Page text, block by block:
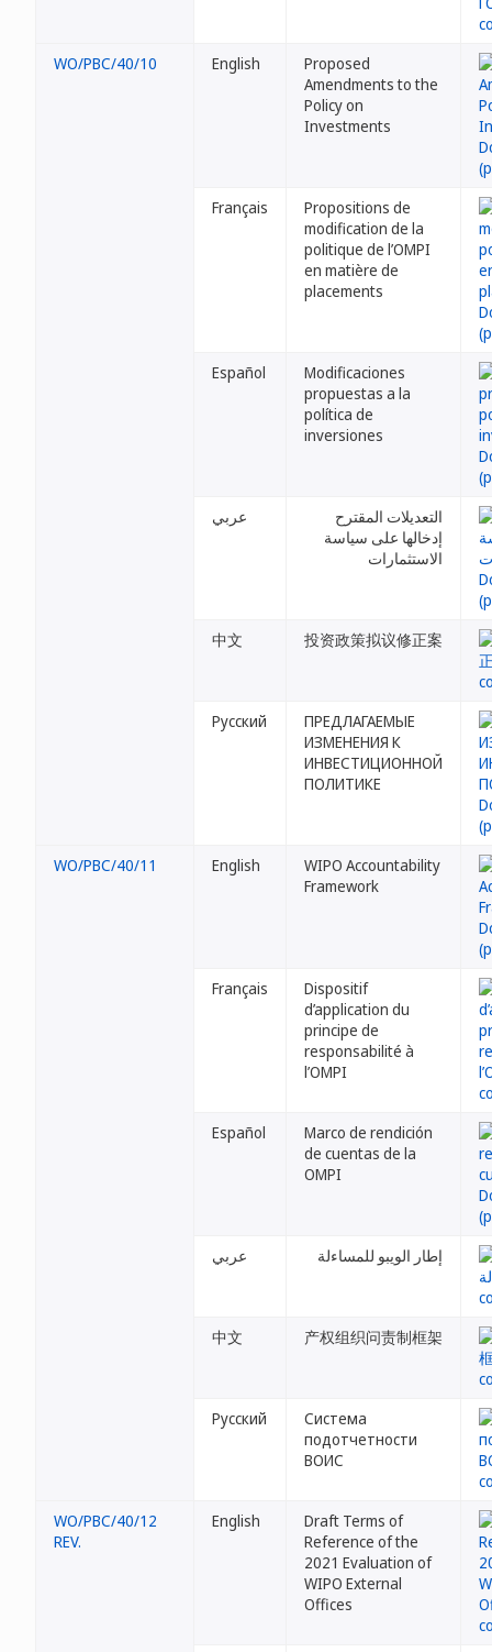
WO/PBC/40/10 English
Proposed
Amendments to the
Policy on
Investments
Français
Propositions de
modification de la
politique de l’OMPI
en matière de
placements
Español
Modificaciones
propuestas a la
política de
inversiones
عربي
التعديلات المقترح
إدخالها على سياسة
الاستثمارات
中文 投资政策拟议修正案
Русский
ПРЕДЛАГАЕМЫЕ
ИЗМЕНЕНИЯ К
ИНВЕСТИЦИОННОЙ
ПОЛИТИКЕ
WO/PBC/40/11 English
WIPO Accountability
Framework
Français
Dispositif
d’application du
principe de
responsabilité à
l’OMPI
Español
Marco de rendición
de cuentas de la
OMPI
عربي إطار الويبو للمساءلة
中文 产权组织问责制框架
Русский
Система
подотчетности
ВОИС
WO/PBC/40/12
REV.
English
Draft Terms of
Reference of the
2021 Evaluation of
WIPO External
Offices